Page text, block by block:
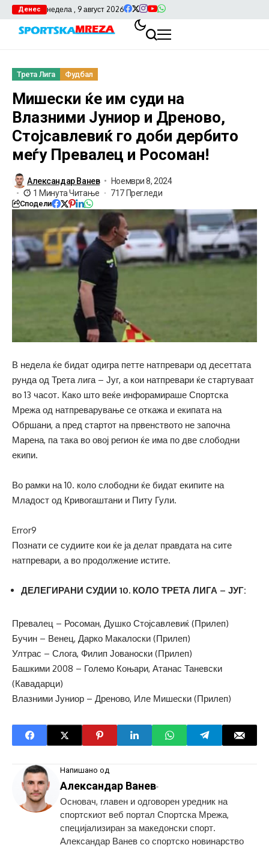
Денес недела , 9 август 2026
Трета Лига Фудбал
Мишески ќе им суди на
Влазними Јуниор и Дреново,
Стојсавлевиќ го доби дербито
меѓу Превалец и Росоман!
Александар Ванев
Ноември 8, 2024
1 Минута Читање
717 Прегледи
Сподели
В недела ќе бидат одигра петте натпревари од десеттата
рунда од Трета лига – Југ, а кои натпревари ќе стартуваат
во 13 часот. Како што веќе инфорамираше Спортска
Мрежа од натпреварување се откажа и екипата на
Обршани, а пред стартот на првенството не започна
Марена, па така во овој регион ќе има по две слободни
екипи.
Во рамки на 10. коло слободни ќе бидат екипите на
Младост од Кривогаштани и Питу Гули.
Error9
Познати се судиите кои ќе ја делат правдата на сите
натпревари, а во продолжение истите.
ДЕЛЕГИРАНИ СУДИИ 10. КОЛО ТРЕТА ЛИГА – ЈУГ:
Превалец – Росоман, Душко Стојсавлевиќ (Прилеп)
Бучин – Венец, Дарко Макалоски (Прилеп)
Ултрас – Слога, Филип Јованоски (Прилеп)
Башкими 2008 – Големо Коњари, Атанас Таневски
(Кавадарци)
Влазними Јуниор – Дреново, Иле Мишески (Прилеп)
Напишано од
Александар Ванев-
Основач, главен и одговорен уредник на
спортскиот веб портал Спортска Мрежа,
специјализиран за македонски спорт.
Александар Ванев со спортско новинарство